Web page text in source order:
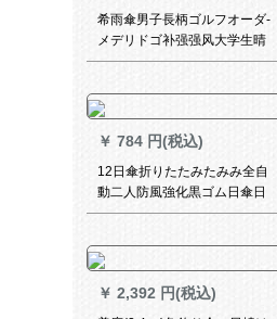
希雨傘男子長柄ゴルフオーダ-
メデリドゴ补强强风大学生晴
雨兼用ハイエレンドビズネ広
￥ 784 円(税込)
12日傘折りたたみたみみ全自
動二人防風強化黒ゴム日傘日
傘焼け止め晴雨兼用傘男女ビ
ムLOGO黒新商品アルミ骨+黒
ゴム日傘焼け止め+105 CM&2
人使用です。
￥ 2,392 円(税込)